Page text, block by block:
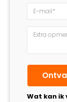
Wat kan ik